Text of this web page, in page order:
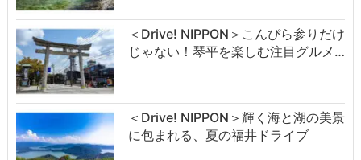
＜Drive! NIPPON＞こんぴら参りだけ
じゃない！琴平を楽しむ注目グルメ…
＜Drive! NIPPON＞輝く海と湖の美景
に包まれる、夏の福井ドライブ